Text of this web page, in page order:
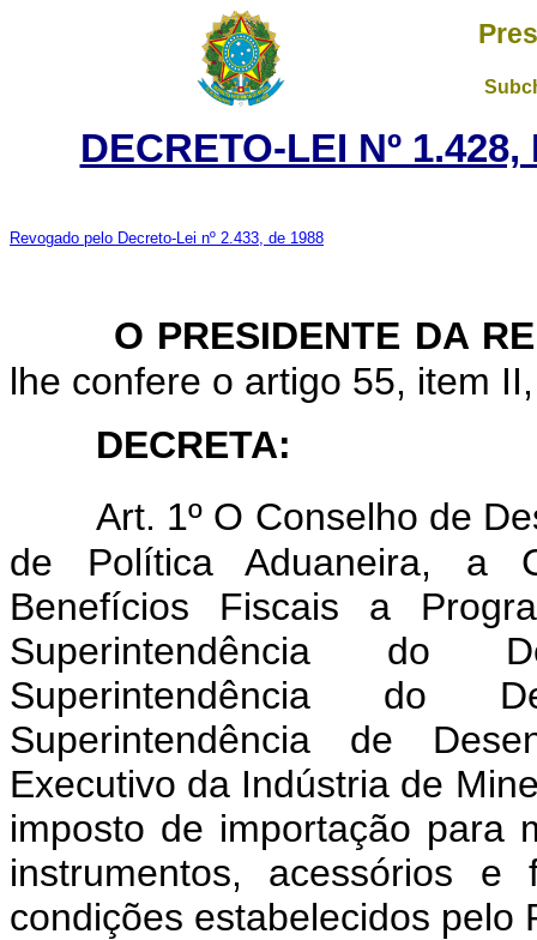
DECRETO-LEI Nº
Revogado pelo Decreto-Lei nº 2.433, de 1988
O PRESIDENTE DA
lhe confere o artigo 55, item
DECRETA:
Art. 1º O Conselho de
de Política Aduaneira, a
Benefícios Fiscais a
Superintendência do
Superintendência do
Superintendência de
Executivo da Indústria de
imposto de importação para
instrumentos, acessórios
condições estabelecidos pelo